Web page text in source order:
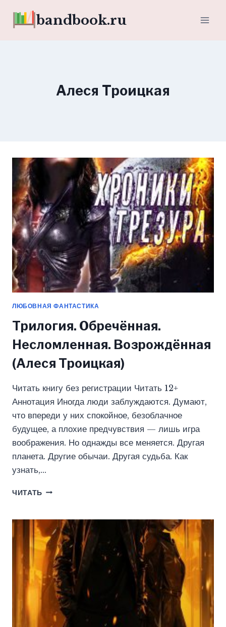
bandbook.ru
Алеся Троицкая
ЛЮБОВНАЯ ФАНТАСТИКА
Трилогия. Обречённая.
Несломленная. Возрождённая
(Алеся Троицкая)
Читать книгу без регистрации Читать 12+
Аннотация Иногда люди заблуждаются. Думают,
что впереди у них спокойное, безоблачное
будущее, а плохие предчувствия — лишь игра
воображения. Но однажды все меняется. Другая
планета. Другие обычаи. Другая судьба. Как
узнать,…
ЧИТАТЬ ТРИЛОГИЯ.
ВОЗРОЖДЁННАЯ
(АЛЕСЯ
ТРОИЦКАЯ)